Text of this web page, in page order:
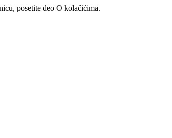
posetite deo O kolačićima.